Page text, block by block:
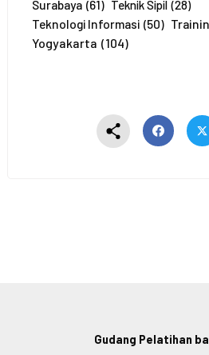
Surabaya (61) Teknik Sipil (28)
Teknologi Informasi (50)
Yogyakarta (104)
Gudang Pelatihan